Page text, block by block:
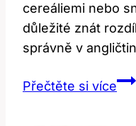
cereáliemi nebo
důležité znát
správně v
Přečtěte si více